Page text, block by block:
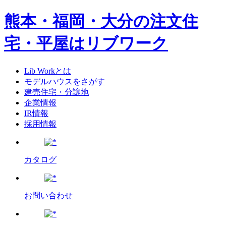
熊本・福岡・大分の注文住
宅・平屋はリブワーク
Lib Workとは
モデルハウスをさがす
建売住宅・分譲地
企業情報
IR情報
採用情報
カタログ
お問い合わせ